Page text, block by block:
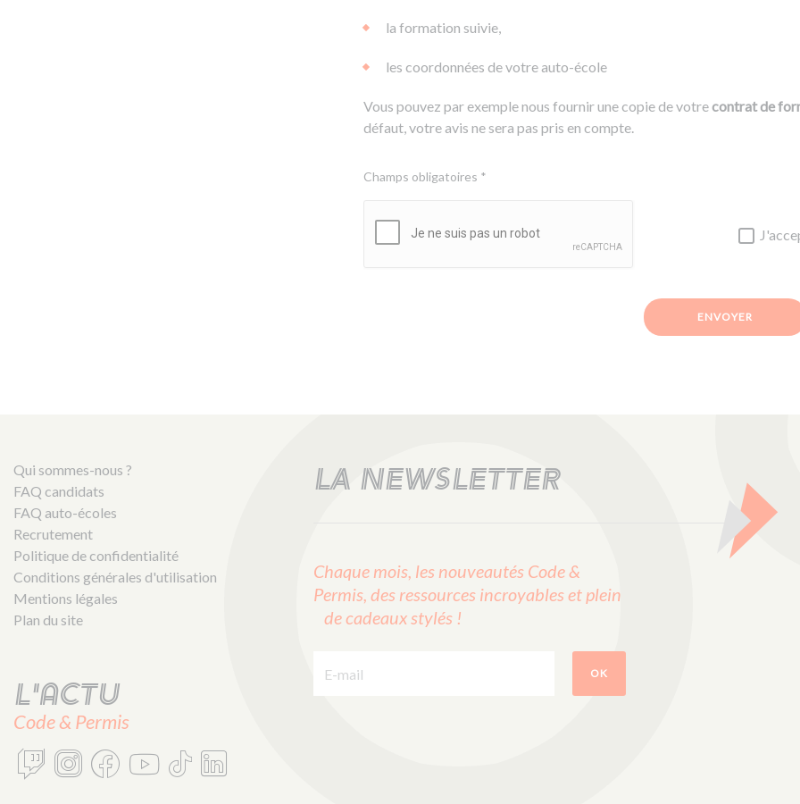
la formation suivie,
les coordonnées de votre auto-école
Vous pouvez par exemple nous fournir une copie de votrecontrat de
défaut, votre avis ne sera pas pris en compte.
Champs obligatoires *
ENVOYER
Qui sommes-nous ?
FAQ candidats
FAQ auto-écoles
Recrutement
Politique de confidentialité
Conditions générales d'utilisation
Mentions légales
Plan du site
L'actu
Code & Permis
LA NEWSLETTER
Chaque mois, les nouveautés Code &
Permis, des ressources incroyables et plein
de cadeaux stylés !
OK